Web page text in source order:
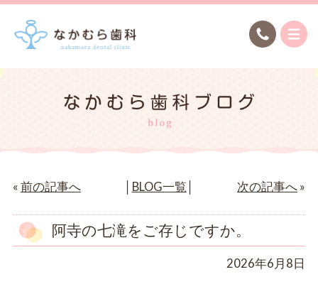
« 前の記事へ BLOG一覧 次の記事へ »
阿寺の七滝をご存じですか。
2026年6月8日